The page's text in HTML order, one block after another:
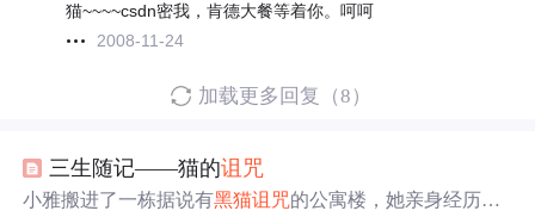
猫~~~~csdn密我，肯德大餐等着你。呵呵
2008-11-24
加载更多回复（8）
三生随记——猫的诅咒
小雅搬进了一栋据说有黑猫诅咒的公寓楼，她亲身经历了